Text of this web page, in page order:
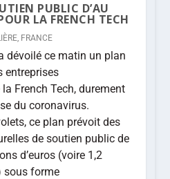
PUBLIC D’AU
LA FRENCH TECH
, FRANCE
dévoilé ce matin un plan
entreprises
French Tech, durement
du coronavirus.
ce plan prévoit des
de soutien public de
d’euros (voire 1,2
sous forme